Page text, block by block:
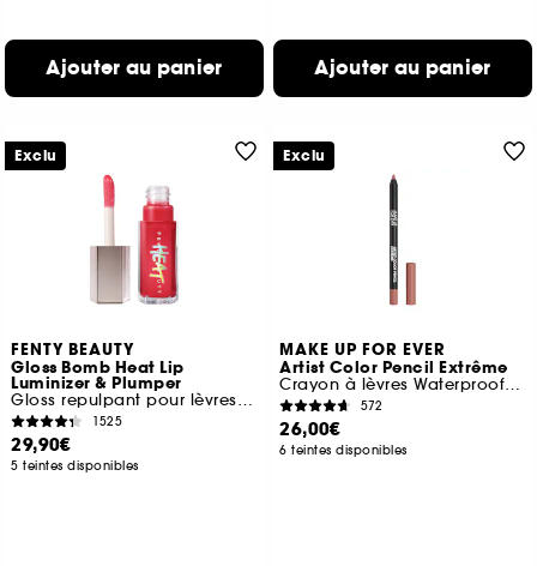
Ajouter au panier Ajouter au panier
FENTY BEAUTY
Gloss Bomb Heat Lip
Luminizer & Plumper
Gloss repulpant pour lèvres pulpeuses
1525
29,90€
5 teintes disponibles
Exclu
MAKE UP FOR EVER
Artist Color Pencil Extrême
Crayon à lèvres Waterproof Couleur Intense
572
26,00€
6 teintes disponibles
Exclu